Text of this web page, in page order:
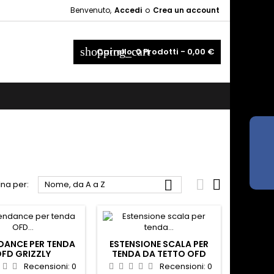
Benvenuto, Accedi o Crea un account
shopping_cart
Carrello:0Prodotti - 0,00 €
per: Nome, da A a Z   
PER TENDA
GRIZZLY
Recensioni: 0
ESTENSIONE SCALA PER
TENDA DA TETTO OFD
Recensioni:0